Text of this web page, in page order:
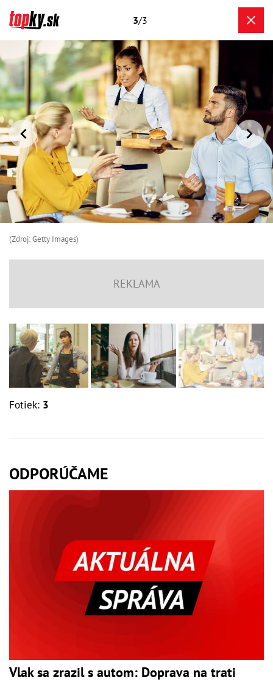
3/3
(Zdroj: Getty Images)
Fotiek: 3
ODPORÚČAME
Vlak sa zrazil s autom: Doprava na trati